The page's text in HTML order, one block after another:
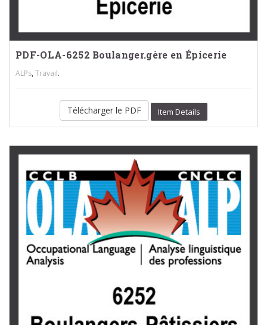
PDF-OLA-6252 Boulanger.gère en Épicerie
ALPs,Travail.
Télécharger le PDF Item Details